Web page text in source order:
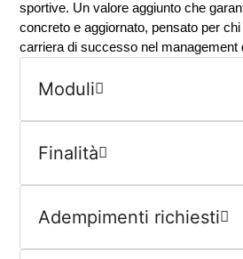
sportive. Un valore aggiunto che
concreto e aggiornato, pensato per
carriera di successo nel management
Moduli
Finalità
Adempimenti richiesti